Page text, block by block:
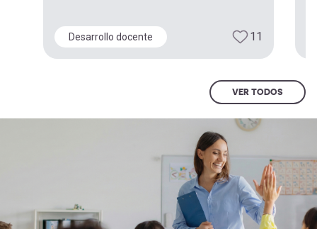
Desarrollo docente 11
VER TODOS